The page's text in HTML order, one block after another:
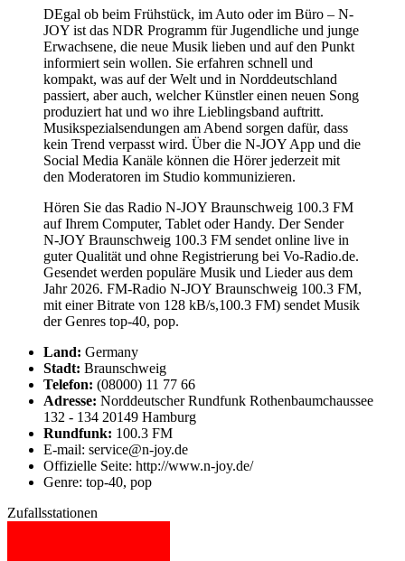
DEgal ob beim Frühstück, im Auto oder im Büro – N-
JOY ist das NDR Programm für Jugendliche und junge
Erwachsene, die neue Musik lieben und auf den Punkt
informiert sein wollen. Sie erfahren schnell und
kompakt, was auf der Welt und in Norddeutschland
passiert, aber auch, welcher Künstler einen neuen Song
produziert hat und wo ihre Lieblingsband auftritt.
Musikspezialsendungen am Abend sorgen dafür, dass
kein Trend verpasst wird. Über die N-JOY App und die
Social Media Kanäle können die Hörer jederzeit mit
den Moderatoren im Studio kommunizieren.
Hören Sie das Radio N-JOY Braunschweig 100.3 FM
auf Ihrem Computer, Tablet oder Handy. Der Sender
N-JOY Braunschweig 100.3 FM sendet online live in
guter Qualität und ohne Registrierung bei Vo-Radio.de.
Gesendet werden populäre Musik und Lieder aus dem
Jahr 2026. FM-Radio N-JOY Braunschweig 100.3 FM,
mit einer Bitrate von 128 kB/s,100.3 FM) sendet Musik
der Genres top-40, pop.
Land: Germany
Stadt: Braunschweig
Telefon: (08000) 11 77 66
Adresse: Norddeutscher Rundfunk Rothenbaumchaussee
132 - 134 20149 Hamburg
Rundfunk: 100.3 FM
E-mail: service@n-joy.de
Offizielle Seite: http://www.n-joy.de/
Genre: top-40, pop
Zufallsstationen